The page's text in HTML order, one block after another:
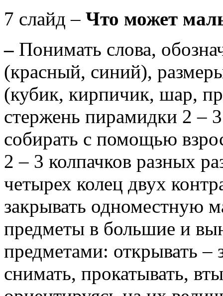
7 слайд – Что может
– Понимать слова,
(красный, синий),
(кубик, кирпичик, шар,
стержень пирамидки 2 –
собирать с помощью
2 – 3 колпачков разных
четырех колец двух
закрывать одноместную
предметы в большие и
предметами: открывать –
снимать, прокатывать,